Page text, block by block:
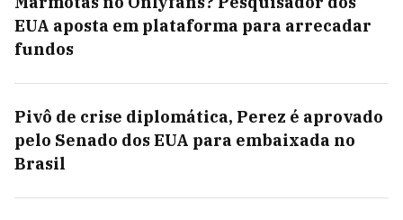
EUA aposta em plataforma para arrecadar
fundos
Pivô de crise diplomática, Perez é aprovado
pelo Senado dos EUA para embaixada no
Brasil